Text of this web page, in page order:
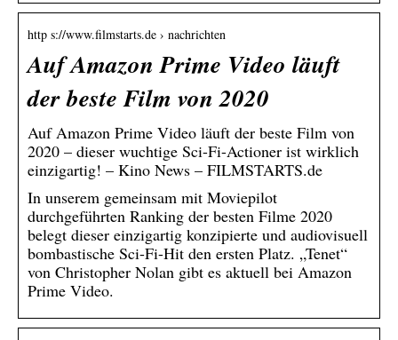
http s://www.filmstarts.de › nachrichten
Auf Amazon Prime Video läuft
der beste Film von 2020
Auf Amazon Prime Video läuft der beste Film von
2020 – dieser wuchtige Sci-Fi-Actioner ist wirklich
einzigartig! – Kino News – FILMSTARTS.de
In unserem gemeinsam mit Moviepilot
durchgeführten Ranking der besten Filme 2020
belegt dieser einzigartig konzipierte und audiovisuell
bombastische Sci-Fi-Hit den ersten Platz. „Tenet“
von Christopher Nolan gibt es aktuell bei Amazon
Prime Video.